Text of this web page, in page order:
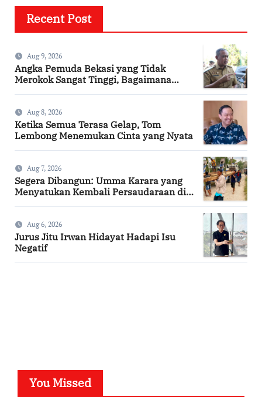
Recent Post
Aug 9, 2026
Angka Pemuda Bekasi yang Tidak
Merokok Sangat Tinggi, Bagaimana
Aug 8, 2026
Ketika Semua Terasa Gelap, Tom
Lembong Menemukan Cinta yang Nyata
Aug 7, 2026
Segera Dibangun: Umma Karara yang
Menyatukan Kembali Persaudaraan di
Aug 6, 2026
Jurus Jitu Irwan Hidayat Hadapi Isu
Negatif
You Missed